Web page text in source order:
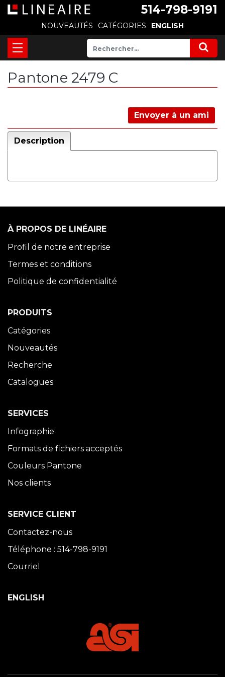
514-798-9191
NOUVEAUTÉS CATÉGORIES ENGLISH
Pantone 2479 C
Envoyer à un ami
Description
À PROPOS DE LINÉAIRE
Profil de notre entreprise
Termes et conditions
Politique de confidentialité
PRODUITS
Catégories
Nouveautés
Recherche
Catalogues
SERVICES
Infographie
Formats de fichiers acceptés
Couleurs Pantone
Nos clients
SERVICE CLIENT
Contactez-nous
Téléphone : 514-798-9191
Courriel
ENGLISH